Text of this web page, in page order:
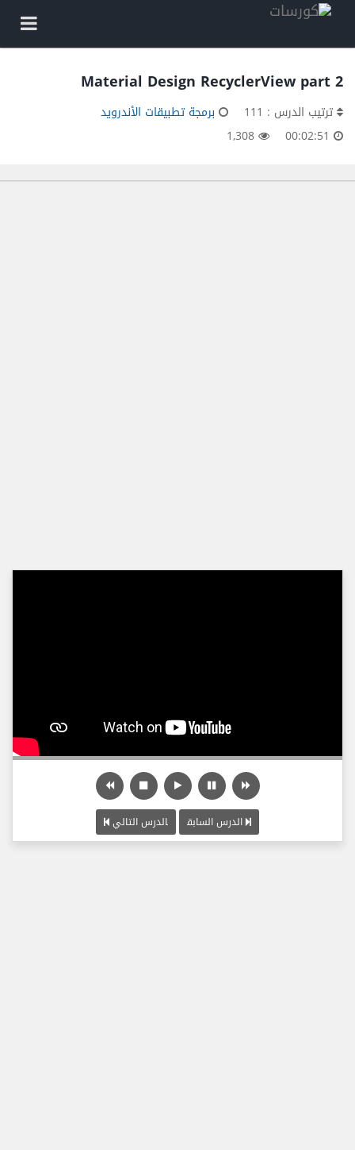
Material Design RecyclerView part 2
ترتيب الدرس : 111
برمجة تطبيقات الأندرويد
الدرس السابق الدرس التالي